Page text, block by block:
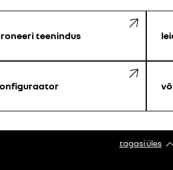
teenindus
tagasi üles